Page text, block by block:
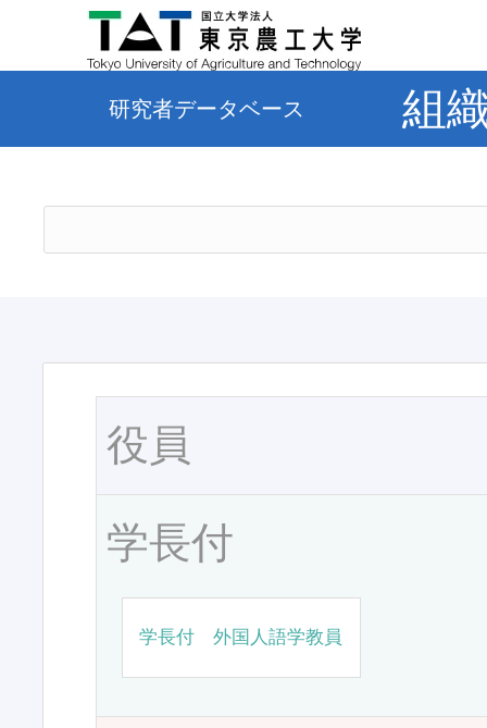
研究者データベース 組
役員
学長付
学長付 外国人語学教員